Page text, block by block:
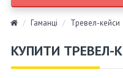
Гаманці Тревел-кейси
КУПИТИ ТРЕВЕЛ-